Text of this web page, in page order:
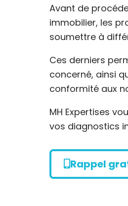
Avant de
immobilier, les
soumettre à
Ces derniers
concerné, ainsi
conformité aux
MH Expertises
vos diagnostics
Rappel